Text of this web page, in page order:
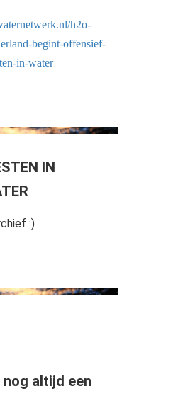
h2o-
begint-offensief-
in-water
IN
:)
altijd een